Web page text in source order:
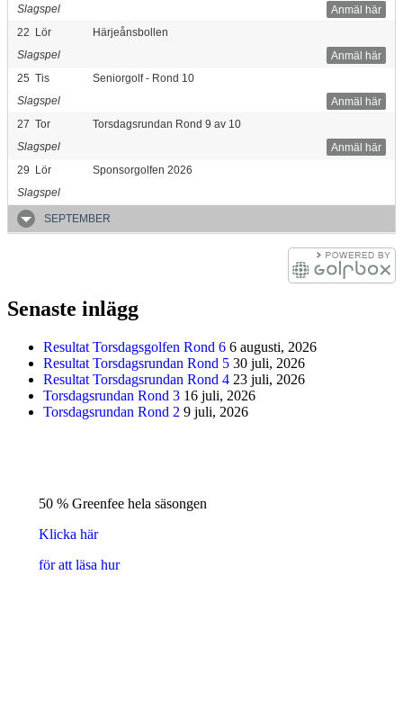
Anmäl här
Slagspel
22 Lör
Härjeånsbollen
Anmäl här
Slagspel
25 Tis
Seniorgolf - Rond 10
Anmäl här
Slagspel
27 Tor
Torsdagsrundan Rond 9 av 10
Anmäl här
Slagspel
29 Lör
Sponsorgolfen 2026
Slagspel
SEPTEMBER
Senaste inlägg
Resultat Torsdagsgolfen Rond 6 6 augusti, 2026
Resultat Torsdagsrundan Rond 5 30 juli, 2026
Resultat Torsdagsrundan Rond 4 23 juli, 2026
Torsdagsrundan Rond 3 16 juli, 2026
Torsdagsrundan Rond 2 9 juli, 2026
50 % Greenfee hela säsongen
Klicka här
för att läsa hur